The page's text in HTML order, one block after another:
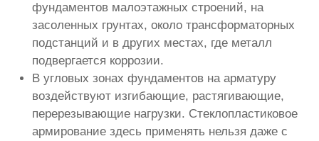
фундаментов малоэтажных строений, на
засоленных грунтах, около трансформаторных
подстанций и в других местах, где металл
подвергается коррозии.
В угловых зонах фундаментов на арматуру
воздействуют изгибающие, растягивающие,
перерезывающие нагрузки. Стеклопластиковое
армирование здесь применять нельзя даже с